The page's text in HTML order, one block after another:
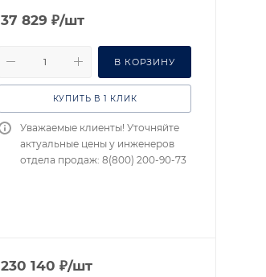
37 829 ₽/шт
В КОРЗИНУ
КУПИТЬ В 1 КЛИК
Уважаемые клиенты! Уточняйте
актуальные цены у инженеров
отдела продаж: 8(800) 200-90-73
230 140 ₽/шт